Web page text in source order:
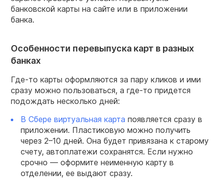
банковской карты на сайте или в приложении
банка.
Особенности перевыпуска карт в разных
банках
Где-то карты оформляются за пару кликов и ими
сразу можно пользоваться, а где-то придется
подождать несколько дней:
В Сбере виртуальная карта появляется сразу в
приложении. Пластиковую можно получить
через 2–10 дней. Она будет привязана к старому
счету, автоплатежи сохранятся. Если нужно
срочно — оформите неименную карту в
отделении, ее выдают сразу.